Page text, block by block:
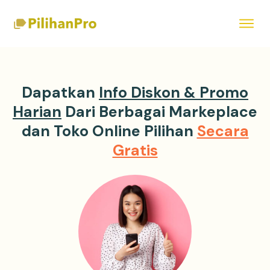
Dapatkan Info Diskon & Promo
Harian Dari Berbagai Markeplace
dan Toko Online Pilihan Secara
Gratis